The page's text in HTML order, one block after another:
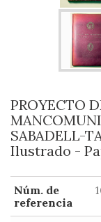
PROYECTO
SABADELL-
Ilustrado -
Núm. de
referencia